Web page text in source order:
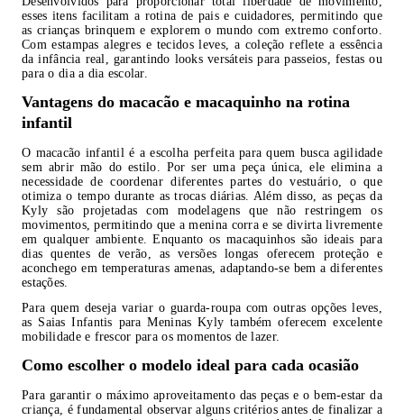
esses itens facilitam a rotina de pais e cuidadores, permitindo que
as crianças brinquem e explorem o mundo com extremo conforto.
Com estampas alegres e tecidos leves, a coleção reflete a essência
da infância real, garantindo looks versáteis para passeios, festas ou
para o dia a dia escolar.
Vantagens do macacão e macaquinho na rotina
infantil
O macacão infantil é a escolha perfeita para quem busca agilidade
sem abrir mão do estilo. Por ser uma peça única, ele elimina a
necessidade de coordenar diferentes partes do vestuário, o que
otimiza o tempo durante as trocas diárias. Além disso, as peças da
Kyly são projetadas com modelagens que não restringem os
movimentos, permitindo que a menina corra e se divirta livremente
em qualquer ambiente. Enquanto os macaquinhos são ideais para
dias quentes de verão, as versões longas oferecem proteção e
aconchego em temperaturas amenas, adaptando-se bem a diferentes
estações.
Para quem deseja variar o guarda-roupa com outras opções leves,
as Saias Infantis para Meninas Kyly também oferecem excelente
mobilidade e frescor para os momentos de lazer.
Como escolher o modelo ideal para cada ocasião
Para garantir o máximo aproveitamento das peças e o bem-estar da
criança, é fundamental observar alguns critérios antes de finalizar a